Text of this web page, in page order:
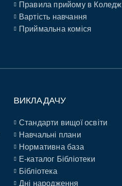
Правила прийому в Коледж
Вартість навчання
Приймальна коміся
ВИКЛАДАЧУ
Стандарти вищої освіти
Навчальні плани
Нормативна база
E-каталог Бібліотеки
Бібліотека
Дні народження